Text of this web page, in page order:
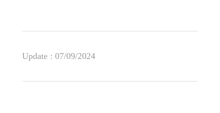
Update : 07/09/2024